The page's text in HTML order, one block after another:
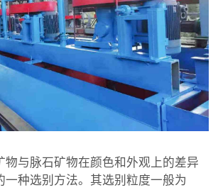
物与脉石矿物在颜色和外观上的差异
一种选别方法。其选别粒度一般为